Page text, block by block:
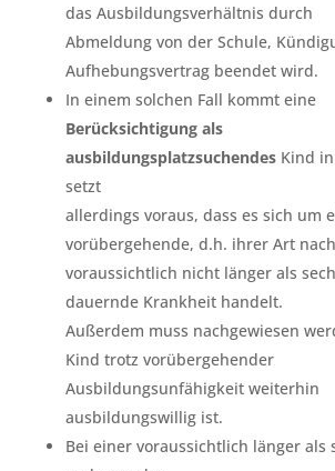
das Ausbildungsverhältnis durch
Abmeldung von der Schule,
Aufhebungsvertrag beendet wird.
In einem solchen Fall kommt eine
Berücksichtigung als
ausbildungsplatzsuchendesKind in
setzt
allerdings voraus, dass es sich um
vorübergehende, d.h. ihrer Art nach
voraussichtlich nicht länger als
dauernde Krankheit handelt.
Außerdem muss nachgewiesen
Kind trotz vorübergehender
Ausbildungsunfähigkeit weiterhin
ausbildungswillig ist.
Bei einer voraussichtlich länger als